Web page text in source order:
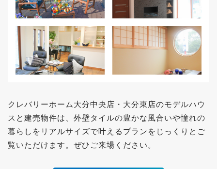
クレバリーホーム大分中央店・大分東店のモデルハウ
スと建売物件は、外壁タイルの豊かな風合いや憧れの
暮らしをリアルサイズで叶えるプランをじっくりとご
覧いただけます。ぜひご来場ください。